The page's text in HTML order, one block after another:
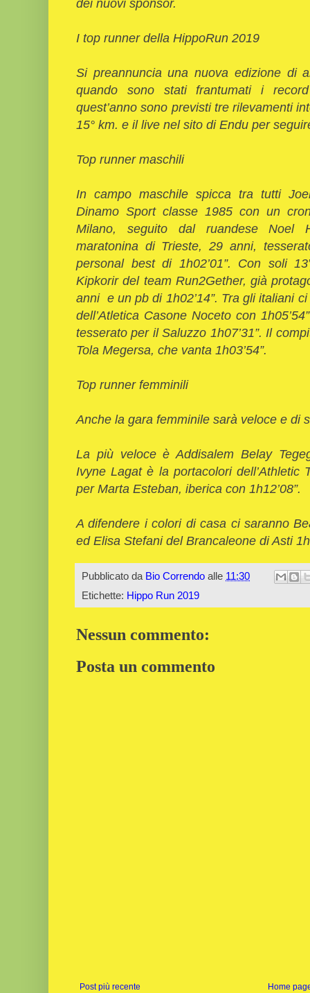
dei nuovi sponsor.
I top runner della HippoRun 2019
Si preannuncia una nuova edizione di
quando sono stati frantumati i
quest’anno sono previsti tre rilevamenti
15° km. e il live nel sito di Endu per
Top runner maschili
In campo maschile spicca tra tutti
Dinamo Sport classe 1985 con un
Milano, seguito dal ruandese Noel
maratonina di Trieste, 29 anni,
personal best di 1h02’01”. Con soli
Kipkorir del team Run2Gether, già
anni e un pb di 1h02’14”. Tra gli italiani
dell’Atletica Casone Noceto con
tesserato per il Saluzzo 1h07’31”. Il
Tola Megersa, che vanta 1h03’54”.
Top runner femminili
Anche la gara femminile sarà veloce e di
La più veloce è Addisalem Belay
Ivyne Lagat è la portacolori dell’Athletic
per Marta Esteban, iberica con 1h12’08”.
A difendere i colori di casa ci saranno
ed Elisa Stefani del Brancaleone di Asti
Pubblicato da Bio Correndo alle 11:30
Etichette: Hippo Run 2019
Nessun commento:
Posta un commento
Post più recente Home